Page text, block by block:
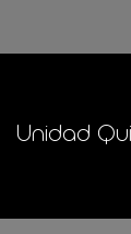
Unidad